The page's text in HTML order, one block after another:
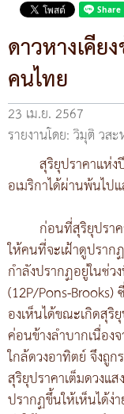
ดาวหางเคีย
คนไทย
23 เม.ย. 2567
รายงานโดย: วิมุติ วส
สุริยุปราคาแห่
อเมริกาได้ผ่านพ้นไป
ก่อนที่สุริยุปรา
ให้คนที่จะเฝ้าดูปรา
กำลังปรากฏอยู่ในช่
(12P/Pons-Brooks)
องเห็นได้ขณะเกิดสุริ
ค่อนข้างลำบากเนื่อง
ใกล้ดวงอาทิตย์ จึงถู
สุริยุปราคาเต็มดวงแ
ปรากฏขึ้นให้เห็นได้ง่